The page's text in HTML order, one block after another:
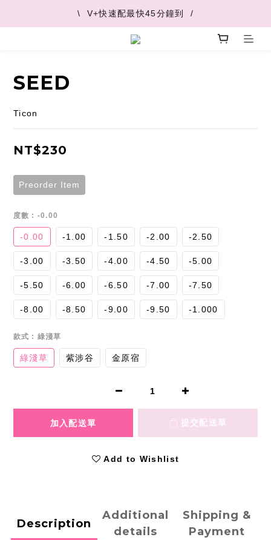
\  V+快速配最快45分鐘到  /
\  V+快速配最快45分鐘到  /
\  推薦好友 領取購物金  /
SEED
Ticon
NT$230
Preorder Item
度數 : -0.00
-0.00 -1.00 -1.50 -2.00 -2.50
-3.00 -3.50 -4.00 -4.50 -5.00
-5.50 -6.00 -6.50 -7.00 -7.50
-8.00 -8.50 -9.00 -9.50 -1.000
款式 : 綠淺草
綠淺草 紫涉谷 金原宿
Add to Wishlist
Description
Additional
details
Shipping &
Payment